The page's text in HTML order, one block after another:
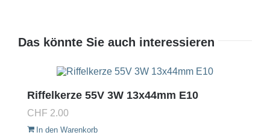
Das könnte Sie auch interessieren
Riffelkerze 55V 3W 13x44mm E10
CHF 2.00
In den Warenkorb